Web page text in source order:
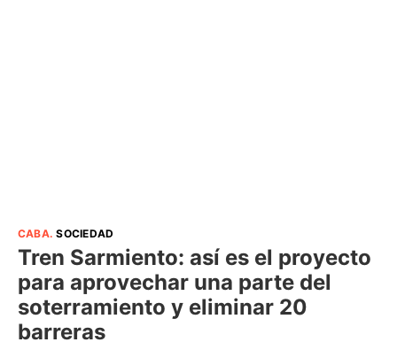
CABA.SOCIEDAD
Tren Sarmiento: así es el proyecto
para aprovechar una parte del
soterramiento y eliminar 20
barreras